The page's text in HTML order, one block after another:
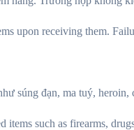
upon receiving them.
súng đạn, ma tuý,
items such as firearms,